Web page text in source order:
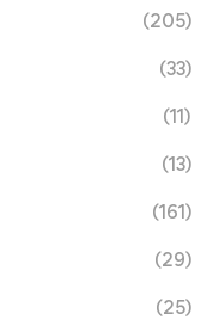
(205)
(33)
(11)
(13)
(161)
(29)
(25)